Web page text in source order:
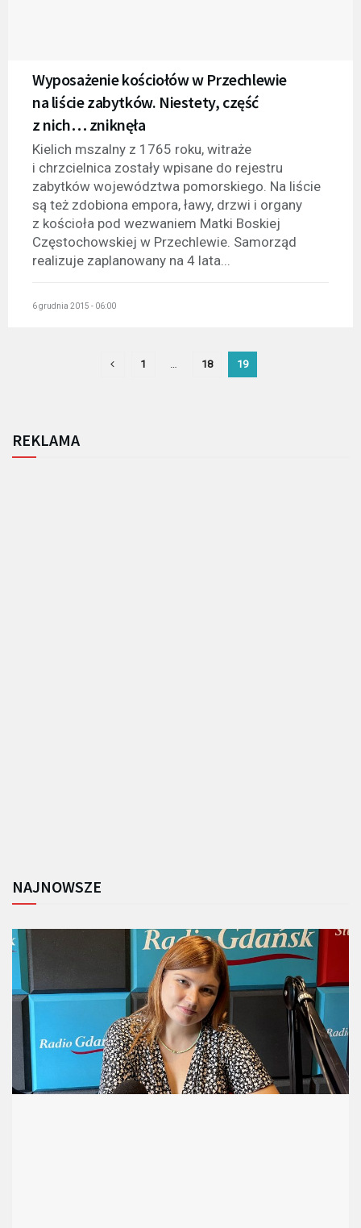
Wyposażenie kościołów w Przechlewie
na liście zabytków. Niestety, część
z nich… zniknęła
Kielich mszalny z 1765 roku, witraże
i chrzcielnica zostały wpisane do rejestru
zabytków województwa pomorskiego. Na liście
są też zdobiona empora, ławy, drzwi i organy
z kościoła pod wezwaniem Matki Boskiej
Częstochowskiej w Przechlewie. Samorząd
realizuje zaplanowany na 4 lata...
6 grudnia 2015 - 06:00
1 … 18 19
REKLAMA
NAJNOWSZE